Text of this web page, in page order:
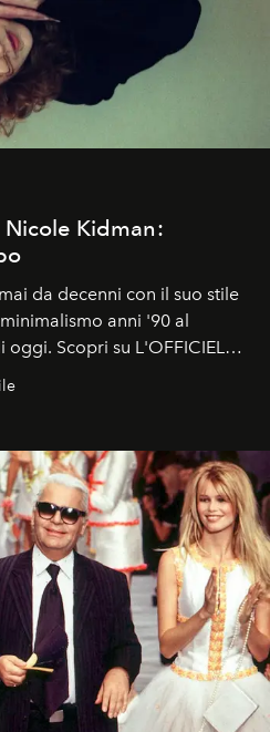
Kidman:
da decenni con il suo stile
anni '90 al
Scopri su L'OFFICIEL